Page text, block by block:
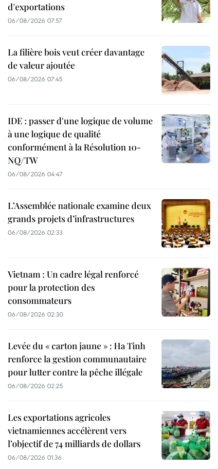
d'exportations
06/08/2026 07:57
La filière bois veut créer davantage
de valeur ajoutée
06/08/2026 07:45
IDE : passer d'une logique de volume
à une logique de qualité
conformément à la Résolution 10-
NQ/TW
06/08/2026 04:47
L’Assemblée nationale examine deux
grands projets d’infrastructures
06/08/2026 02:33
Vietnam : Un cadre légal renforcé
pour la protection des
consommateurs
06/08/2026 02:30
Levée du « carton jaune » : Ha Tinh
renforce la gestion communautaire
pour lutter contre la pêche illégale
06/08/2026 02:25
Les exportations agricoles
vietnamiennes accélèrent vers
l’objectif de 74 milliards de dollars
06/08/2026 01:36